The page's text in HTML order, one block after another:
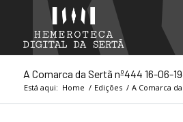
A Comarca da Sertã nº444 16-06-
Está aqui: Home / Edições / A Comarca